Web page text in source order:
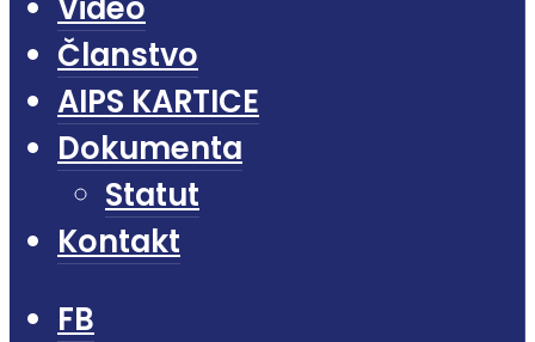
Članstvo
AIPS KARTICE
Dokumenta
Statut
Kontakt
FB